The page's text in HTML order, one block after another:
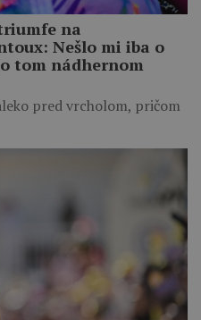
na
Nešlo mi iba o
tom nádhernom
pred vrcholom, pričom